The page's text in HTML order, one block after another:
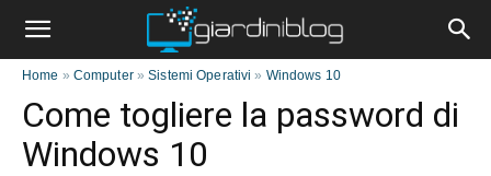
Home » Computer»Sistemi Operativi » Windows 10
Come togliere la password di
Windows 10